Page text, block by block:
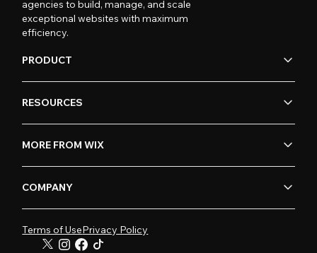
agencies to build, manage, and scale
exceptional websites with maximum
efficiency.
PRODUCT
RESOURCES
MORE FROM WIX
COMPANY
Terms of UsePrivacy Policy